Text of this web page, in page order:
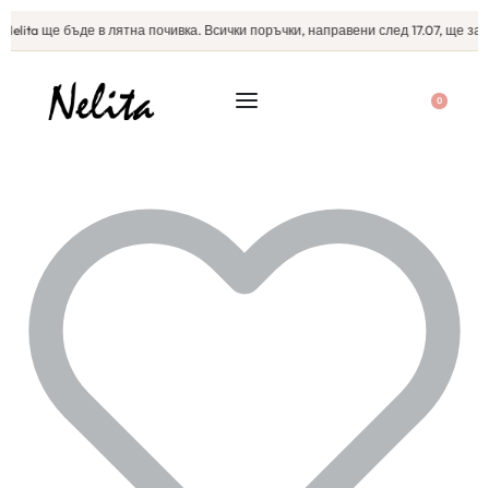
ще бъде в лятна почивка. Всички поръчки, направени след 17.07, ще
0